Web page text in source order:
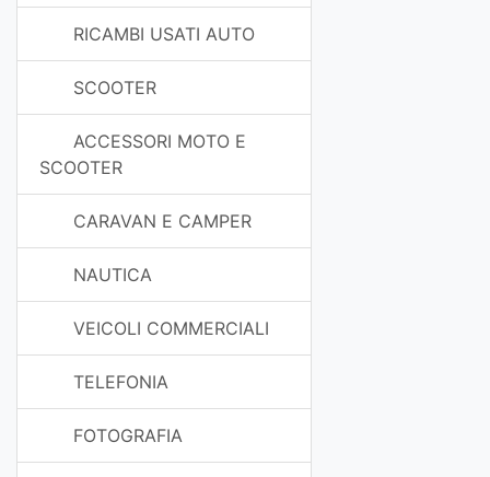
RICAMBI USATI AUTO
SCOOTER
ACCESSORI MOTO E
SCOOTER
CARAVAN E CAMPER
NAUTICA
VEICOLI COMMERCIALI
TELEFONIA
FOTOGRAFIA